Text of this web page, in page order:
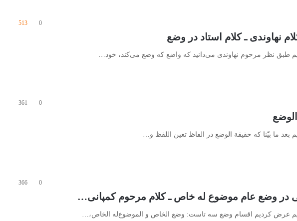
0
513
طبق نظر مرحوم نهاوندی می‌دانید که واضع که وضع می‌کند، خود…
0
361
بعد ما بیّنا که حقیقة الوضع در الفاظ تعین اللفظ و…
0
366
عرض کردیم اقسام وضع سه تاست: وضع الخاص و الموضوع‌له الخاص،…